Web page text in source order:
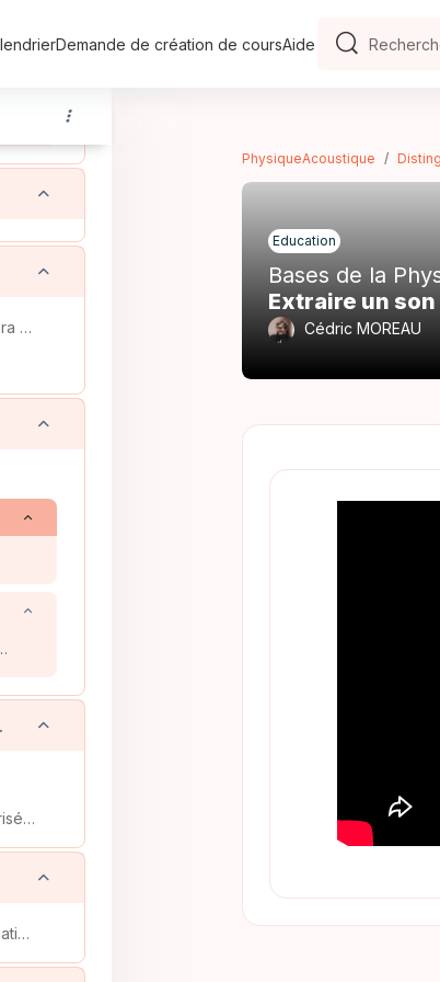
Demande de création de coursAide
Rechercher
Rechercher
Pourquoi utiliser l’Hertz et non la seconde ?
Replier
Replier
Lien vers l'application Geogebra classic
Replier
Replier
Replier
par sa fréquence
Replier
Le timbre d’un son est caractérisé par la forme du motif élémentaire du signal (présence d’harmoniques).
Replier
Calcul de la vitesse de propagation dans l’air
PhysiqueAcoustique
Education
Bases de la
Extraire un
Cédric MOREAU